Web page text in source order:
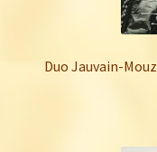
Duo Jauvain-